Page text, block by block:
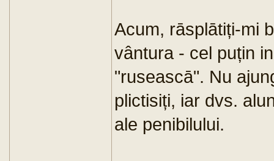
Acum, rāsplātiți-mi
vântura - cel puțin
"ruseascā". Nu
plictisiți, iar dvs.
ale penibilului.